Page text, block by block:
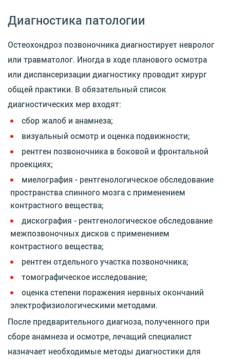
Диагностика патологии
Остеохондроз позвоночника диагностирует невролог
или травматолог. Иногда в ходе планового осмотра
или диспансеризации диагностику проводит хирург
общей практики. В обязательный список
диагностических мер входят:
сбор жалоб и анамнеза;
визуальный осмотр и оценка подвижности;
рентген позвоночника в боковой и фронтальной
проекциях;
миелография - рентгенологическое обследование
пространства спинного мозга с применением
контрастного вещества;
дискография - рентгенологическое обследование
межпозвоночных дисков с применением
контрастного вещества;
рентген отдельного участка позвоночника;
томографическое исследование;
оценка степени поражения нервных окончаний
электрофизиологическими методами.
После предварительного диагноза, полученного при
сборе анамнеза и осмотре, лечащий специалист
назначает необходимые методы диагностики для